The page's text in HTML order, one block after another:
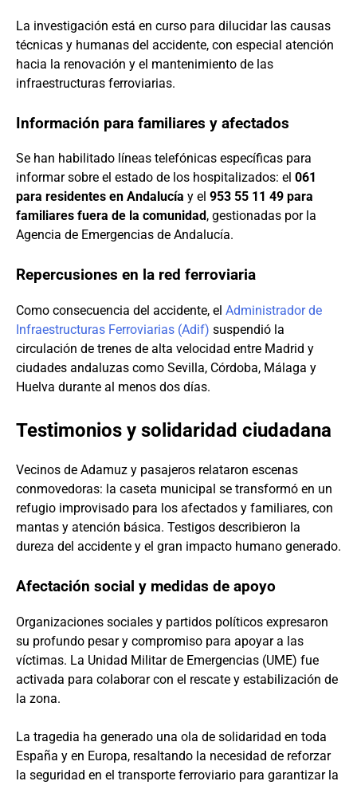
La investigación está en curso para dilucidar las causas
técnicas y humanas del accidente, con especial atención
hacia la renovación y el mantenimiento de las
infraestructuras ferroviarias.
Información para familiares y afectados
Se han habilitado líneas telefónicas específicas para
informar sobre el estado de los hospitalizados: el 061
para residentes en Andalucía y el 953 55 11 49 para
familiares fuera de la comunidad , gestionadas por la
Agencia de Emergencias de Andalucía.
Repercusiones en la red ferroviaria
Como consecuencia del accidente, el Administrador de
Infraestructuras Ferroviarias (Adif) suspendió la
circulación de trenes de alta velocidad entre Madrid y
ciudades andaluzas como Sevilla, Córdoba, Málaga y
Huelva durante al menos dos días.
Testimonios y solidaridad ciudadana
Vecinos de Adamuz y pasajeros relataron escenas
conmovedoras: la caseta municipal se transformó en un
refugio improvisado para los afectados y familiares, con
mantas y atención básica. Testigos describieron la
dureza del accidente y el gran impacto humano generado.
Afectación social y medidas de apoyo
Organizaciones sociales y partidos políticos expresaron
su profundo pesar y compromiso para apoyar a las
víctimas. La Unidad Militar de Emergencias (UME) fue
activada para colaborar con el rescate y estabilización de
la zona.
La tragedia ha generado una ola de solidaridad en toda
España y en Europa, resaltando la necesidad de reforzar
la seguridad en el transporte ferroviario para garantizar la